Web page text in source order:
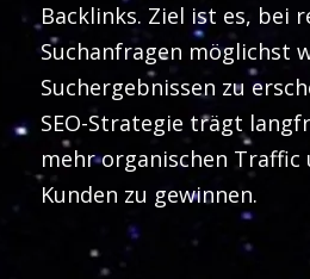
Backlinks. Ziel ist es, bei
Suchanfragen möglichst
Suchergebnissen zu
SEO-Strategie trägt
mehr organischen Traffic
Kunden zu gewinnen.